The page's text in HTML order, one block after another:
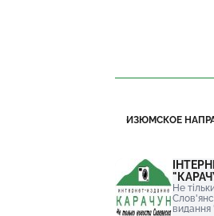
ИЗЮМСКОЕ
Не
видання